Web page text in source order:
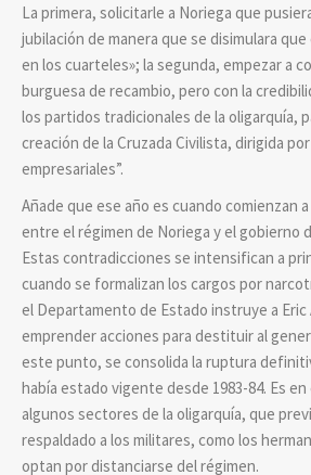
La primera, solicitarle a Noriega que
jubilación de manera que se disimulara
en los cuarteles»; la segunda, empezar a
burguesa de recambio, pero con la
los partidos tradicionales de la oligarquía,
creación de la Cruzada Civilista, dirigida
empresariales”.
Añade que ese año es cuando comienzan
entre el régimen de Noriega y el gobierno
Estas contradicciones se intensifican a
cuando se formalizan los cargos por
el Departamento de Estado instruye a Eric
emprender acciones para destituir al
este punto, se consolida la ruptura
había estado vigente desde 1983-84. Es
algunos sectores de la oligarquía, que
respaldado a los militares, como los
optan por distanciarse del régimen.